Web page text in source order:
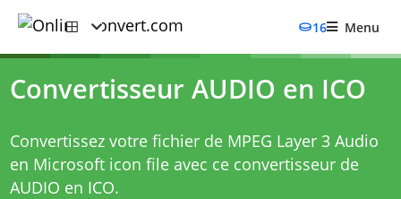
16 Menu
Convertisseur AUDIO en ICO
Convertissez votre fichier de MPEG Layer 3 Audio
en Microsoft icon file avec ce convertisseur de
AUDIO en ICO.